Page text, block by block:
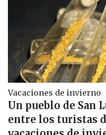
Vacaciones de invierno
Un pueblo de San
entre los turistas